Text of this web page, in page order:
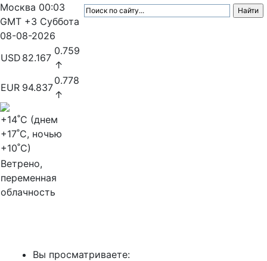
Москва 00:03
GMT +3 Суббота
08-08-2026
USD 82.167
0.759
↑
EUR 94.837
0.778
↑
+14˚C (днем
+17˚C, ночью
+10˚C)
Ветрено,
переменная
облачность
Вы просматриваете: